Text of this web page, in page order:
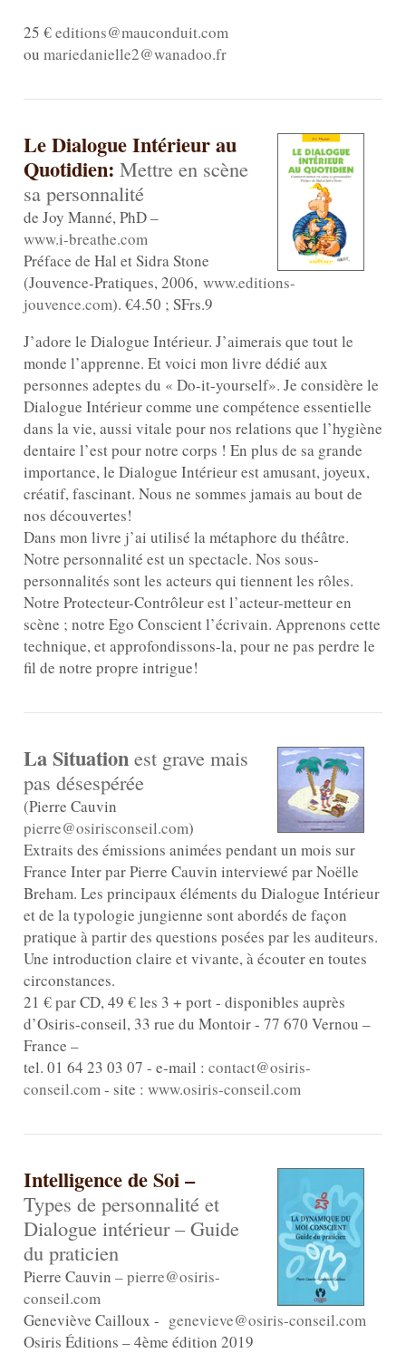
25 €editions@mauconduit.com
ou mariedanielle2@wanadoo.fr
Le Dialogue Intérieur au
Quotidien: Mettre en scène
sa personnalité
de Joy Manné, PhD –
www.i-breathe.com
Préface de Hal et Sidra Stone
(Jouvence-Pratiques, 2006, www.editions-
jouvence.com). €4.50 ; SFrs.9
J’adore le Dialogue Intérieur. J’aimerais que tout le
monde l’apprenne. Et voici mon livre dédié aux
personnes adeptes du « Do-it-yourself». Je considère le
Dialogue Intérieur comme une compétence essentielle
dans la vie, aussi vitale pour nos relations que l’hygiène
dentaire l’est pour notre corps ! En plus de sa grande
importance, le Dialogue Intérieur est amusant, joyeux,
créatif, fascinant. Nous ne sommes jamais au bout de
nos découvertes!
Dans mon livre j’ai utilisé la métaphore du théâtre.
Notre personnalité est un spectacle. Nos sous-
personnalités sont les acteurs qui tiennent les rôles.
Notre Protecteur-Contrôleur est l’acteur-metteur en
scène ; notre Ego Conscient l’écrivain. Apprenons cette
technique, et approfondissons-la, pour ne pas perdre le
fil de notre propre intrigue!
La Situation est grave mais
pas désespérée
(Pierre Cauvin
pierre@osirisconseil.com)
Extraits des émissions animées pendant un mois sur
France Inter par Pierre Cauvin interviewé par Noëlle
Breham. Les principaux éléments du Dialogue Intérieur
et de la typologie jungienne sont abordés de façon
pratique à partir des questions posées par les auditeurs.
Une introduction claire et vivante, à écouter en toutes
circonstances.
21 € par CD, 49 € les 3 + port - disponibles auprès
d’Osiris-conseil, 33 rue du Montoir - 77 670 Vernou –
France –
tel. 01 64 23 03 07 - e-mail : contact@osiris-
conseil.com- site : www.osiris-conseil.com
Intelligence de Soi –
Types de personnalité et
Dialogue intérieur – Guide
du praticien
Pierre Cauvin – pierre@osiris-
conseil.com
Geneviève Cailloux - genevieve@osiris-conseil.com
Osiris Éditions – 4ème édition 2019